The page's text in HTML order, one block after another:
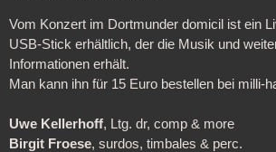
Vom Konzert im Dortmunder domicil ist ein
USB-Stick erhältlich, der die Musik und
Informationen erhält.
Man kann ihn für 15 Euro bestellen bei milli-
Uwe Kellerhoff, Ltg. dr, comp & more
Birgit Froese, surdos, timbales & perc.